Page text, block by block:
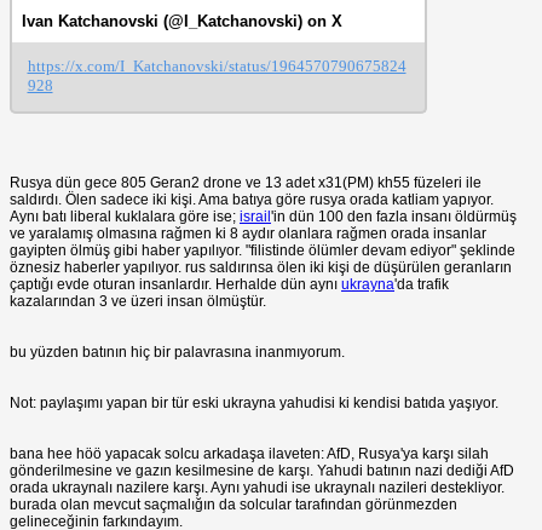
Ivan Katchanovski (@I_Katchanovski) on X
https://x.com/I_Katchanovski/status/1964570790675824
928
Rusya dün gece 805 Geran2 drone ve 13 adet x31(PM) kh55 füzeleri ile
saldırdı. Ölen sadece iki kişi. Ama batıya göre rusya orada katliam yapıyor.
Aynı batı liberal kuklalara göre ise; israil'in dün 100 den fazla insanı öldürmüş
ve yaralamış olmasına rağmen ki 8 aydır olanlara rağmen orada insanlar
gayipten ölmüş gibi haber yapılıyor. "filistinde ölümler devam ediyor" şeklinde
öznesiz haberler yapılıyor. rus saldırınsa ölen iki kişi de düşürülen geranların
çaptığı evde oturan insanlardır. Herhalde dün aynı ukrayna'da trafik
kazalarından 3 ve üzeri insan ölmüştür.
bu yüzden batının hiç bir palavrasına inanmıyorum.
Not: paylaşımı yapan bir tür eski ukrayna yahudisi ki kendisi batıda yaşıyor.
bana hee höö yapacak solcu arkadaşa ilaveten: AfD, Rusya'ya karşı silah
gönderilmesine ve gazın kesilmesine de karşı. Yahudi batının nazi dediği AfD
orada ukraynalı nazilere karşı. Aynı yahudi ise ukraynalı nazileri destekliyor.
burada olan mevcut saçmalığın da solcular tarafından görünmezden
gelineceğinin farkındayım.